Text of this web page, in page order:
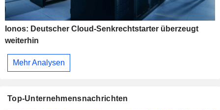
Ionos: Deutscher Cloud-Senkrechtstarter überzeugt
weiterhin
Mehr Analysen
Top-Unternehmensnachrichten